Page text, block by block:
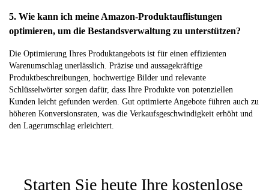
5. Wie kann ich meine Amazon-Produktauflistungen
optimieren, um die Bestandsverwaltung zu unterstützen?
Die Optimierung Ihres Produktangebots ist für einen effizienten
Warenumschlag unerlässlich. Präzise und aussagekräftige
Produktbeschreibungen, hochwertige Bilder und relevante
Schlüsselwörter sorgen dafür, dass Ihre Produkte von potenziellen
Kunden leicht gefunden werden. Gut optimierte Angebote führen auch zu
höheren Konversionsraten, was die Verkaufsgeschwindigkeit erhöht und
den Lagerumschlag erleichtert.
Starten Sie heute Ihre kostenlose